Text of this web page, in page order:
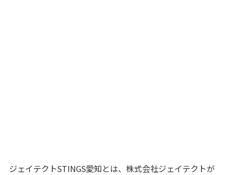
ジェイテクトSTINGS愛知とは、株式会社ジェイテクトが